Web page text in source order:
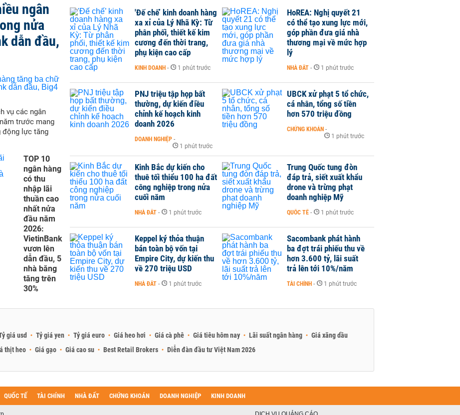
ngân
nửa
dẫn đầu,
vụ các ngân
trước mang
động lực tăng
TOP 10
ngân hàng
có thu
nhập lãi
thuần cao
nhất nửa
đầu năm
2026:
VietinBank
vươn lên
dẫn đầu, 5
nhà băng
tăng trên
30%
'Đế chế’ kinh doanh hàng
xa xỉ của Lý Nhã Kỳ: Từ
phân phối, thiết kế kim
cương đến thời trang,
phụ kiện cao cấp
KINH DOANH - 1 phút trước
HoREA: Nghị quyết 21
có thể tạo xung lực mới,
góp phần đưa giá nhà
thương mại về mức hợp
lý
NHÀ ĐẤT - 1 phút trước
PNJ triệu tập họp bất
thường, dự kiến điều
chỉnh kế hoạch kinh
doanh 2026
DOANH NGHIỆP -
1 phút trước
UBCK xử phạt 5 tổ chức,
cá nhân, tổng số tiền
hơn 570 triệu đồng
CHỨNG KHOÁN -
1 phút trước
Kinh Bắc dự kiến cho
thuê tối thiểu 100 ha đất
công nghiệp trong nửa
cuối năm
NHÀ ĐẤT - 1 phút trước
Trung Quốc tung đòn
đáp trả, siết xuất khẩu
drone và trừng phạt
doanh nghiệp Mỹ
QUỐC TẾ - 1 phút trước
Keppel ký thỏa thuận
bán toàn bộ vốn tại
Empire City, dự kiến thu
về 270 triệu USD
NHÀ ĐẤT - 1 phút trước
Sacombank phát hành
ba đợt trái phiếu thu về
hơn 3.600 tỷ, lãi suất
trả lên tới 10%/năm
TÀI CHÍNH - 1 phút trước
giá usd Tỷ giá yen Tỷ giá euro Giá heo hơi Giá cà phê Giá tiêu hôm nay Lãi suất ngân hàng
Giá xăng dầu
thịt heo Giá gạo Giá cao su Best Retail Brokers Diễn đàn đầu tư Việt Nam 2026
QUỐC TẾ TÀI CHÍNH NHÀ ĐẤT CHỨNG KHOÁN DOANH NGHIỆP KINH DOANH